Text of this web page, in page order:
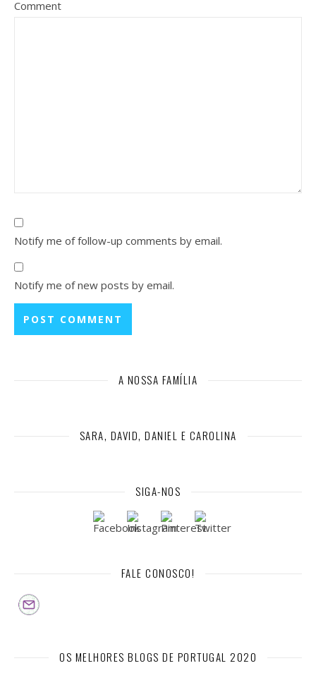
Comment
Notify me of follow-up comments by email.
Notify me of new posts by email.
A NOSSA FAMÍLIA
SARA, DAVID, DANIEL E CAROLINA
SIGA-NOS
FALE CONOSCO!
OS MELHORES BLOGS DE PORTUGAL 2020